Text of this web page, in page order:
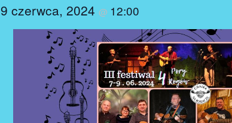
9 czerwca, 2024 @ 12:00